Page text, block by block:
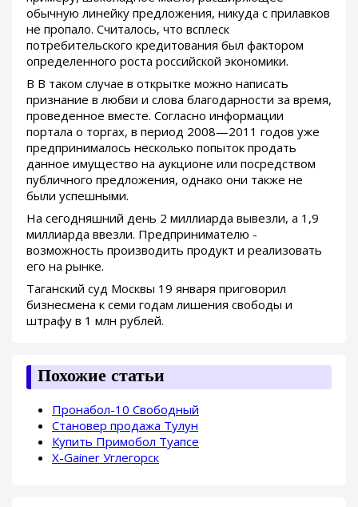
обычную линейку предложения, никуда с прилавков
не пропало. Считалось, что всплеск
потребительского кредитования был фактором
определенного роста российской экономики.
В В таком случае в открытке можно написать
признание в любви и слова благодарности за время,
проведенное вместе. Согласно информации
портала о торгах, в период 2008—2011 годов уже
предпринималось несколько попыток продать
данное имущество на аукционе или посредством
публичного предложения, однако они также не
были успешными.
На сегодняшний день 2 миллиарда вывезли, а 1,9
миллиарда ввезли. Предпринимателю -
возможность производить продукт и реализовать
его на рынке.
Таганский суд Москвы 19 января приговорил
бизнесмена к семи годам лишения свободы и
штрафу в 1 млн рублей.
Похожие статьи
Пронабол-10 Свободный
Становер продажа Тулун
Купить Примобол Туапсе
X-Gainer Углегорск